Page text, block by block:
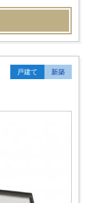
戸建て 新築